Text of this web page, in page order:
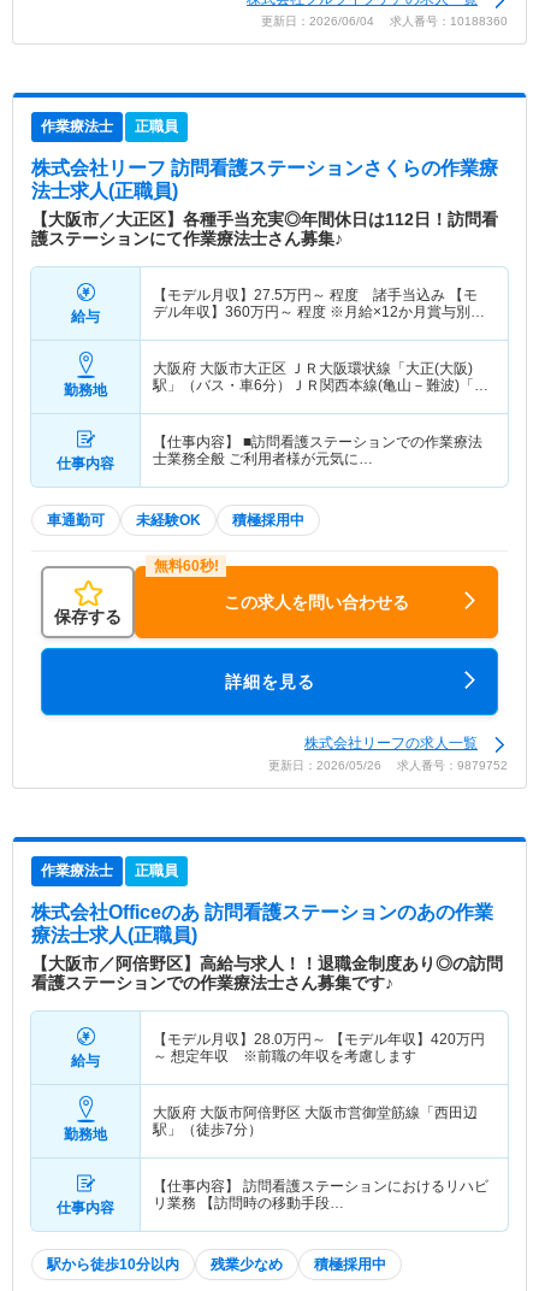
更新日：2026/06/04 求人番号：10188360
作業療法士 正職員
株式会社リーフ 訪問看護ステーションさくらの作業療
法士求人(正職員)
【大阪市／大正区】各種手当充実◎年間休日は112日！訪問看
護ステーションにて作業療法士さん募集♪
給与
【モデル月収】 27.5万円～ 程度 諸手当込み 【モ
デル年収】 360万円～ 程度 ※月給×12か月賞与別途
勤務地
大阪府 大阪市大正区 ＪＲ大阪環状線「大正(大阪)
駅」（バス・車6分）ＪＲ関西本線(亀山－難波)「大
仕事内容
【仕事内容】 ■訪問看護ステーションでの作業療法
士業務全般 ご利用者様が元気に…
車通勤可 未経験OK 積極採用中
保存する
この求人を問い合わせる
詳細を見る
株式会社リーフの求人一覧
更新日：2026/05/26 求人番号：9879752
作業療法士 正職員
株式会社Officeのあ 訪問看護ステーションのあの作業
療法士求人(正職員)
【大阪市／阿倍野区】高給与求人！！退職金制度あり◎の訪問
看護ステーションでの作業療法士さん募集です♪
給与
【モデル月収】 28.0万円～ 【モデル年収】 420万円
～ 想定年収 ※前職の年収を考慮します
勤務地
大阪府 大阪市阿倍野区 大阪市営御堂筋線「西田辺
駅」（徒歩7分）
仕事内容
【仕事内容】 訪問看護ステーションにおけるリハビ
リ業務 【訪問時の移動手段…
駅から徒歩10分以内 残業少なめ 積極採用中